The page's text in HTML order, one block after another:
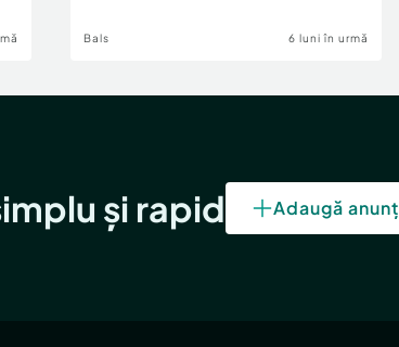
Bals 6 luni în urmă
și rapid Adaugă anunț